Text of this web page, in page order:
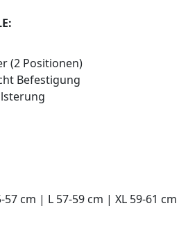
(2 Positionen)
Befestigung
cm | L 57-59 cm | XL 59-61 cm